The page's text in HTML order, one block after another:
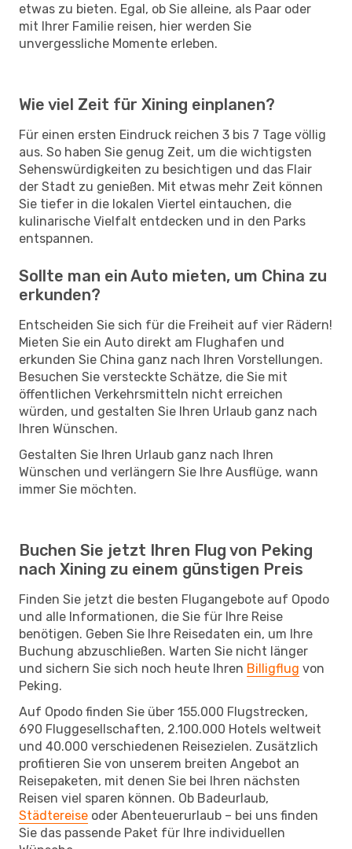
etwas zu bieten. Egal, ob Sie alleine, als Paar oder
mit Ihrer Familie reisen, hier werden Sie
unvergessliche Momente erleben.
Wie viel Zeit für Xining einplanen?
Für einen ersten Eindruck reichen 3 bis 7 Tage völlig
aus. So haben Sie genug Zeit, um die wichtigsten
Sehenswürdigkeiten zu besichtigen und das Flair
der Stadt zu genießen. Mit etwas mehr Zeit können
Sie tiefer in die lokalen Viertel eintauchen, die
kulinarische Vielfalt entdecken und in den Parks
entspannen.
Sollte man ein Auto mieten, um China zu
erkunden?
Entscheiden Sie sich für die Freiheit auf vier Rädern!
Mieten Sie ein Auto direkt am Flughafen und
erkunden Sie China ganz nach Ihren Vorstellungen.
Besuchen Sie versteckte Schätze, die Sie mit
öffentlichen Verkehrsmitteln nicht erreichen
würden, und gestalten Sie Ihren Urlaub ganz nach
Ihren Wünschen.
Gestalten Sie Ihren Urlaub ganz nach Ihren
Wünschen und verlängern Sie Ihre Ausflüge, wann
immer Sie möchten.
Buchen Sie jetzt Ihren Flug von Peking
nach Xining zu einem günstigen Preis
Finden Sie jetzt die besten Flugangebote auf Opodo
und alle Informationen, die Sie für Ihre Reise
benötigen. Geben Sie Ihre Reisedaten ein, um Ihre
Buchung abzuschließen. Warten Sie nicht länger
und sichern Sie sich noch heute Ihren Billigflug von
Peking.
Auf Opodo finden Sie über 155.000 Flugstrecken,
690 Fluggesellschaften, 2.100.000 Hotels weltweit
und 40.000 verschiedenen Reisezielen. Zusätzlich
profitieren Sie von unserem breiten Angebot an
Reisepaketen, mit denen Sie bei Ihren nächsten
Reisen viel sparen können. Ob Badeurlaub,
Städtereise oder Abenteuerurlaub – bei uns finden
Sie das passende Paket für Ihre individuellen